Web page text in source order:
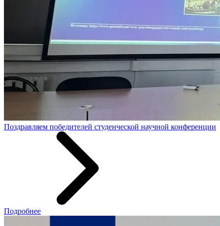
Поздравляем победителей студенческой научной конференции
Подробнее